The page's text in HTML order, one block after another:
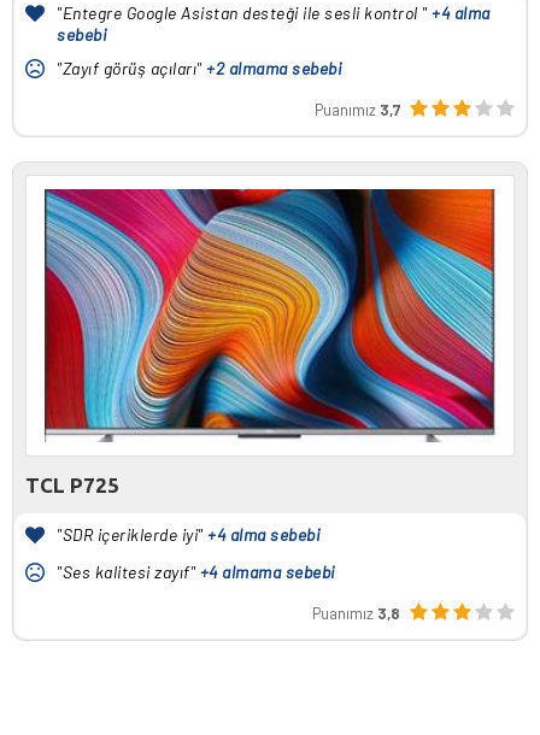
"Entegre Google Asistan desteği ile sesli kontrol " +4 alma
sebebi
"Zayıf görüş açıları" +2 almama sebebi
Puanımız 3,7
TCL P725
"SDR içeriklerde iyi" +4 alma sebebi
"Ses kalitesi zayıf" +4 almama sebebi
Puanımız 3,8